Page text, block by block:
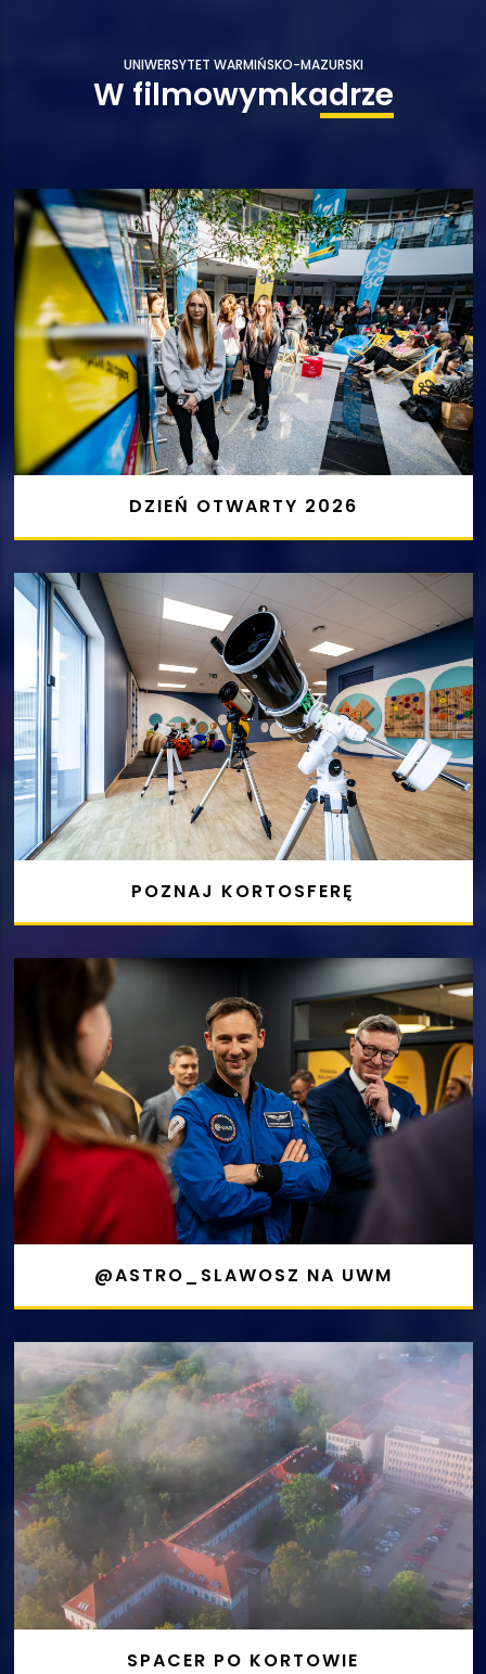
UNIWERSYTET WARMIŃSKO-MAZURSKI
W filmowymkadrze
DZIEŃ OTWARTY 2026
POZNAJ KORTOSFERĘ
@ASTRO_SLAWOSZ NA UWM
SPACER PO KORTOWIE